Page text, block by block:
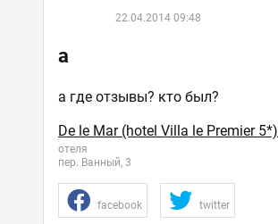
22.04.2014 09:48
а
а где отзывы? кто был?
De le Mar (hotel Villa le Premier 5*)
отеля
пер. Ванный, 3
facebook twitter